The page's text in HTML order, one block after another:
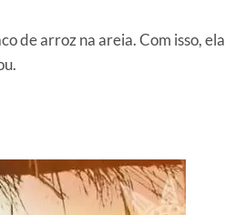
de arroz na areia. Com isso, ela